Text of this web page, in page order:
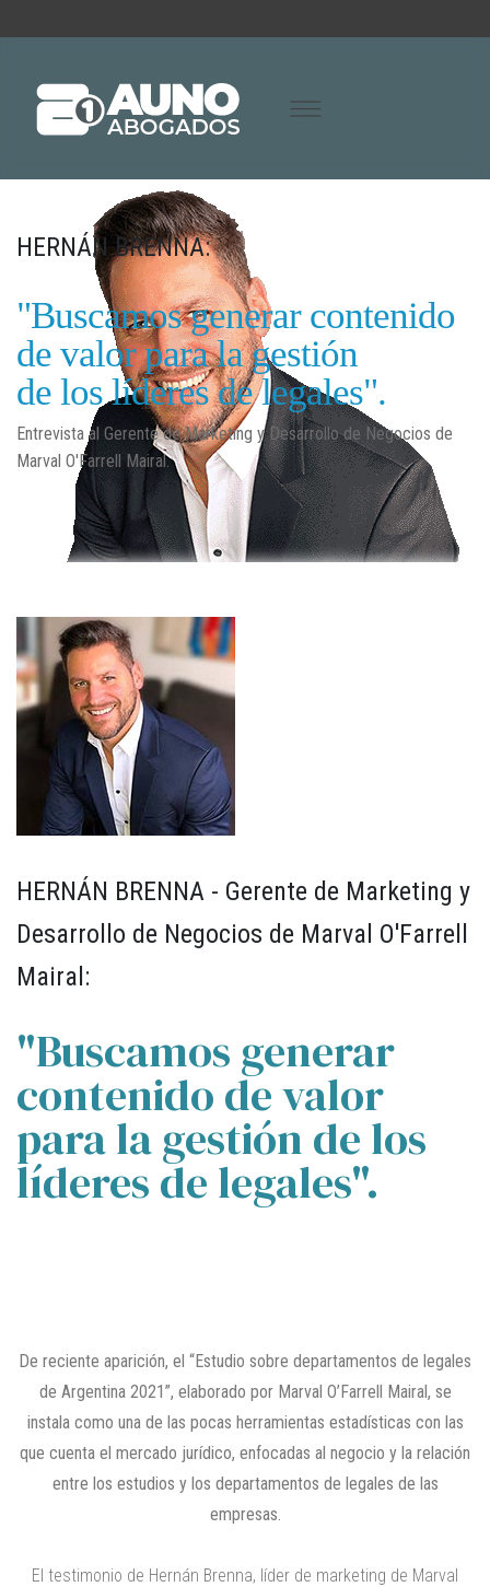
HERNÁN BRENNA:
"Buscamos generar contenido
de valor para la gestión
de los líderes de legales".
Entrevista al Gerente de Marketing y Desarrollo de Negocios de
Marval O'Farrell Mairal.
HERNÁN BRENNA - Gerente de Marketing y
Desarrollo de Negocios de Marval O'Farrell
Mairal:
"Buscamos generar
contenido de valor
para la gestión de los
líderes de legales".
De reciente aparición, el “Estudio sobre departamentos de legales
de Argentina 2021”, elaborado por Marval O’Farrell Mairal, se
instala como una de las pocas herramientas estadísticas con las
que cuenta el mercado jurídico, enfocadas al negocio y la relación
entre los estudios y los departamentos de legales de las
empresas.
El testimonio de Hernán Brenna, líder de marketing de Marval